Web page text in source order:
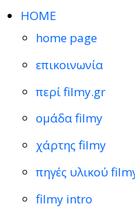
HOME
home page
επικοινωνία
περί filmy.gr
ομάδα filmy
χάρτης filmy
πηγές υλικού
filmy intro